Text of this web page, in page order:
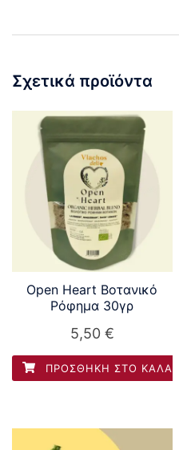
Σχετικά προϊόντα
Open Heart Βοτανικό
Ρόφημα 30γρ
5,50 €
ΠΡΟΣΘΉΚΗ ΣΤΟ ΚΑΛΆΘΙ